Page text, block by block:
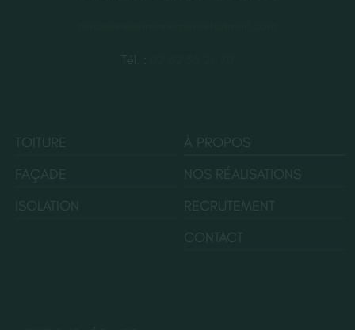
Tél. :
TOITURE
FAÇADE
ISOLATION
À PROPOS
NOS RÉALISATIONS
RECRUTEMENT
CONTACT